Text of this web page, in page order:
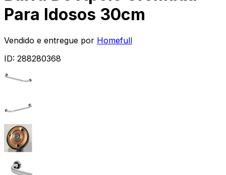
Para Idosos 30cm
Vendido e entregue por Homefull
ID: 288280368